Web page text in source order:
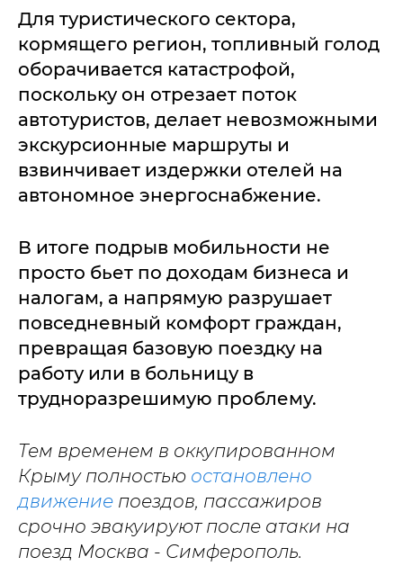
Для туристического сектора,
кормящего регион, топливный голод
оборачивается катастрофой,
поскольку он отрезает поток
автотуристов, делает невозможными
экскурсионные маршруты и
взвинчивает издержки отелей на
автономное энергоснабжение.
В итоге подрыв мобильности не
просто бьет по доходам бизнеса и
налогам, а напрямую разрушает
повседневный комфорт граждан,
превращая базовую поездку на
работу или в больницу в
трудноразрешимую проблему.
Тем временем в оккупированном
Крыму полностью остановлено
движение поездов, пассажиров
срочно эвакуируют после атаки на
поезд Москва - Симферополь.